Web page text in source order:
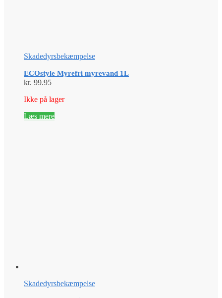
Skadedyrsbekæmpelse
ECOstyle Myrefri myrevand 1L
kr. 99.95
Ikke på lager
Læs mere
Skadedyrsbekæmpelse